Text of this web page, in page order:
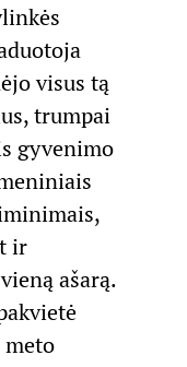
visus tą
trumpai
gyvenimo
ir
ašarą.